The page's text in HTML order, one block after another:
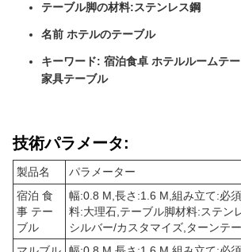
テーブル脚の材料:ステンレス鋼
名前 ホテルのテーブル
キーワード: 宿泊食卓 ホテルルームテ
家具テーブル
技術パラメータ:
製品名
パラメーター
宿泊 食
事 テー
ブル
幅:0.8 M,長さ:1.6 M,組み立て:必
料:大理石,テーブル脚材料:ステン
シルバー/カスタマイズ,ターンテ